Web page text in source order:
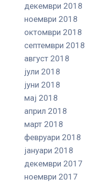
декември 2018
ноември 2018
октомври 2018
септември 2018
август 2018
јули 2018
јуни 2018
мај 2018
април 2018
март 2018
февруари 2018
јануари 2018
декември 2017
ноември 2017